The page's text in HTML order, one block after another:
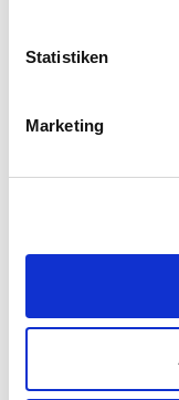
Statistiken
Marketing
E-mail
*= campi
Un morso
che vi permette di